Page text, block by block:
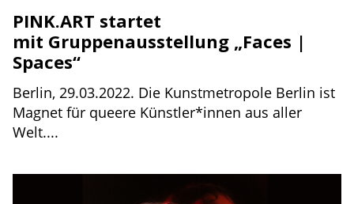
PINK.ART startet
mit Gruppenausstellung „Faces |
Spaces“
Berlin, 29.03.2022. Die Kunstmetropole Berlin ist
Magnet für queere Künstler*innen aus aller
Welt....